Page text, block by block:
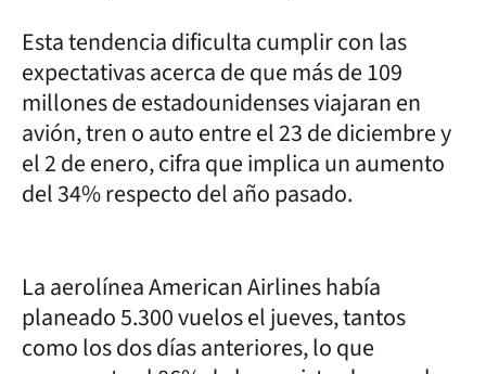
Esta tendencia dificulta cumplir con las
expectativas acerca de que más de 109
millones de estadounidenses viajaran en
avión, tren o auto entre el 23 de diciembre y
el 2 de enero, cifra que implica un aumento
del 34% respecto del año pasado.
La aerolínea American Airlines había
planeado 5.300 vuelos el jueves, tantos
como los dos días anteriores, lo que